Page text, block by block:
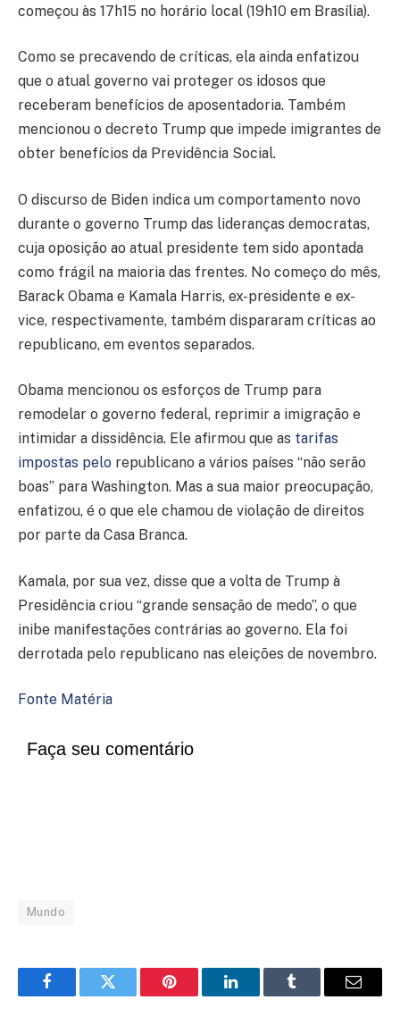
começou às 17h15 no horário local (19h10 em Brasília).
Como se precavendo de críticas, ela ainda enfatizou
que o atual governo vai proteger os idosos que
receberam benefícios de aposentadoria. Também
mencionou o decreto Trump que impede imigrantes de
obter benefícios da Previdência Social.
O discurso de Biden indica um comportamento novo
durante o governo Trump das lideranças democratas,
cuja oposição ao atual presidente tem sido apontada
como frágil na maioria das frentes. No começo do mês,
Barack Obama e Kamala Harris, ex-presidente e ex-
vice, respectivamente, também dispararam críticas ao
republicano, em eventos separados.
Obama mencionou os esforços de Trump para
remodelar o governo federal, reprimir a imigração e
intimidar a dissidência. Ele afirmou que as tarifas
impostas pelo republicano a vários países “não serão
boas” para Washington. Mas a sua maior preocupação,
enfatizou, é o que ele chamou de violação de direitos
por parte da Casa Branca.
Kamala, por sua vez, disse que a volta de Trump à
Presidência criou “grande sensação de medo”, o que
inibe manifestações contrárias ao governo. Ela foi
derrotada pelo republicano nas eleições de novembro.
Fonte Matéria
Faça seu comentário
Mundo
FacebookTwitter Pinterest LinkedInTumblr Email